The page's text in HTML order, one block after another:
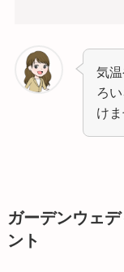
気
ろ
けま
ガーデンウェ
ント